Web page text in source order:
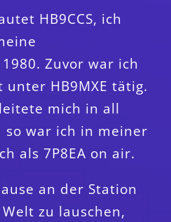
HB9CCS, ich
Zuvor war ich
HB9MXE tätig.
mich in all
so war ich in meiner
als 7P8EA on air.
an der Station
zu lauschen,